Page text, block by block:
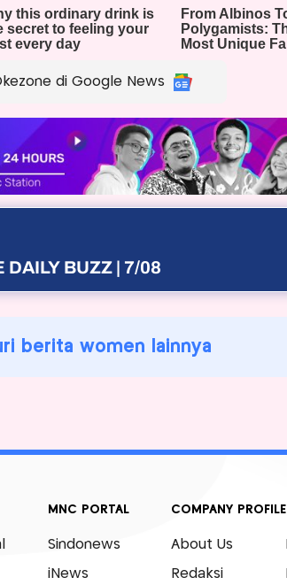
di Google News
DAILY BUZZ | 7/08
berita women lainnya
MNC PORTAL
Sindonews
iNews
COMPANY PROFILE
About Us
Redaksi